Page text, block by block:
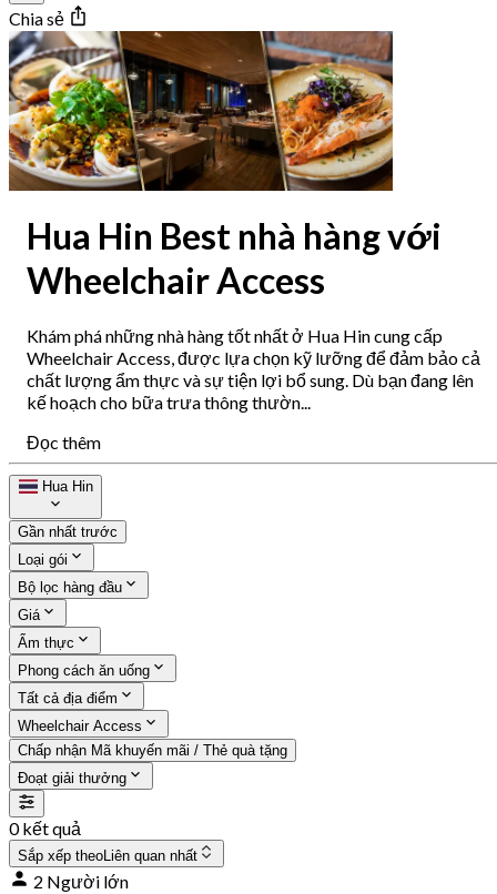
Chia sẻ
Hua Hin Best nhà hàng với
Wheelchair Access
Khám phá những nhà hàng tốt nhất ở Hua Hin cung cấp
Wheelchair Access, được lựa chọn kỹ lưỡng để đảm bảo cả
chất lượng ẩm thực và sự tiện lợi bổ sung. Dù bạn đang lên
kế hoạch cho bữa trưa thông thườn...
Đọc thêm
Hua Hin
Gần nhất trước
Loại gói
Bộ lọc hàng đầu
Giá
Ẩm thực
Phong cách ăn uống
Tất cả địa điểm
Wheelchair Access
Chấp nhận Mã khuyến mãi / Thẻ quà tặng
Đoạt giải thưởng
0 kết quả
Sắp xếp theoLiên quan nhất
2 Người lớn